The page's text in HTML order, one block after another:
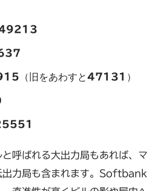
（旧をあわすと47131 ）
呼ばれる大出力局もあれば、マ
出力局も含まれます。Softbank